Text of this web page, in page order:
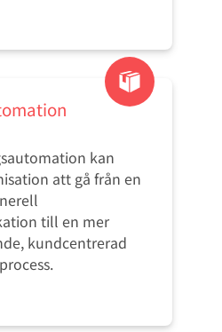
kan
att gå från en
till en mer
kundcentrerad